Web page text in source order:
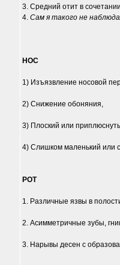
3. Средний отит в
4. Сам я такого не
НОС
1) Изъязвление носовой
2) Снижение обоняния,
3) Плоский или
4) Слишком маленький или
РОТ
1. Различные язвы в
2. Асимметричные зубы,
3. Нарывы десен с